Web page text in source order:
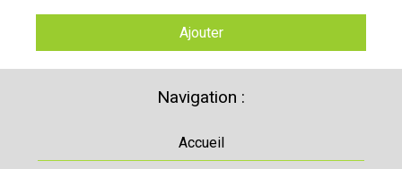
Ajouter
Navigation :
Accueil